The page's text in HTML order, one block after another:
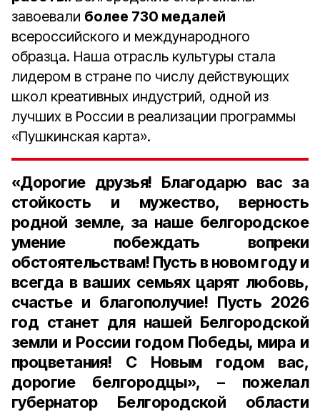
завоевали более 730 медалей
всероссийского и международного
образца. Наша отрасль культуры стала
лидером в стране по числу действующих
школ креативных индустрий, одной из
лучших в России в реализации программы
«Пушкинская карта».
«Дорогие друзья! Благодарю вас за
стойкость и мужество, верность
родной земле, за наше белгородское
умение побеждать вопреки
обстоятельствам! Пусть в новом году и
всегда в ваших семьях царят любовь,
счастье и благополучие! Пусть 2026
год станет для нашей Белгородской
земли и России годом Победы, мира и
процветания! С Новым годом вас,
дорогие белгородцы», – пожелал
губернатор Белгородской области